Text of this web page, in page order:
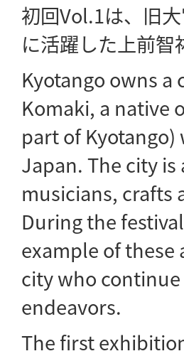
初回Vol.1は、旧
に活躍した上前智
Kyotango owns
Komaki, a native
part of
Japan. The city
musicians, crafts
During the
example of
city who
endeavors.
The first